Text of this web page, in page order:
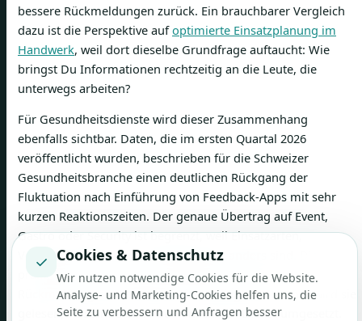
bessere Rückmeldungen zurück. Ein brauchbarer Vergleich
dazu ist die Perspektive aufoptimierte Einsatzplanung im
Handwerk, weil dort dieselbe Grundfrage auftaucht: Wie
bringst Du Informationen rechtzeitig an die Leute, die
unterwegs arbeiten?
Für Gesundheitsdienste wird dieser Zusammenhang
ebenfalls sichtbar. Daten, die im ersten Quartal 2026
veröffentlicht wurden, beschrieben für die Schweizer
Gesundheitsbranche einen deutlichen Rückgang der
Fluktuation nach Einführung von Feedback-Apps mit sehr
kurzen Reaktionszeiten. Der genaue Übertrag auf Event,
Gastro oder Security ist begrenzt, weil Einsatzarten,
Vertragsmodelle und Führungsdichte anders sind. Die
praktische Schlussfolgerung bleibt aber gleich. Je näher
Rückmeldung am konkreten Einsatz liegt, desto eher wird sie
gelesen, verstanden und beim nächsten Dienst umgesetzt.
✓ Cookies & Datenschutz
Wir nutzen notwendige Cookies für die Website.
Analyse- und Marketing-Cookies helfen uns, die
Seite zu verbessern und Anfragen besser